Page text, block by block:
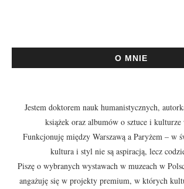
O MNIE
Jestem doktorem nauk humanistycznych,
książek oraz albumów o sztuce i
Funkcjonuję między Warszawą a Paryżem – w
kultura i styl nie są aspiracją, lecz
Piszę o wybranych wystawach w muzeach w
angażuję się w projekty premium, w których